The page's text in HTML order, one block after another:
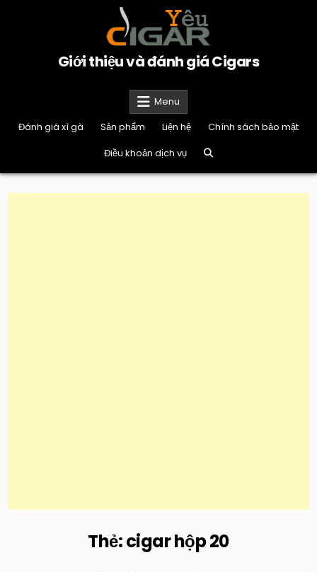
Giới thiệu và đánh giá Cigars
Menu
Đánh giá xì gà
Sản phẩm Liện hệ
Chính sách bảo mật
Điều khoản dịch vụ
Thẻ:cigar hộp 20